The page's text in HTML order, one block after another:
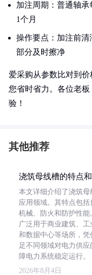
加注周期：普通轴
1个月
操作要点：加注前
部分及时擦净
爱采购从参数比对到
您省时省力。各位老
验！
其他推荐
浇筑母线槽的特点
本文详细介绍了浇筑母
应用领域。其特点包括
机械、防火和防护性能
广泛用于商业建筑、
和数据中心等场所，
足不同领域对电力供应
障电力系统稳定运行。
2026年8月4日